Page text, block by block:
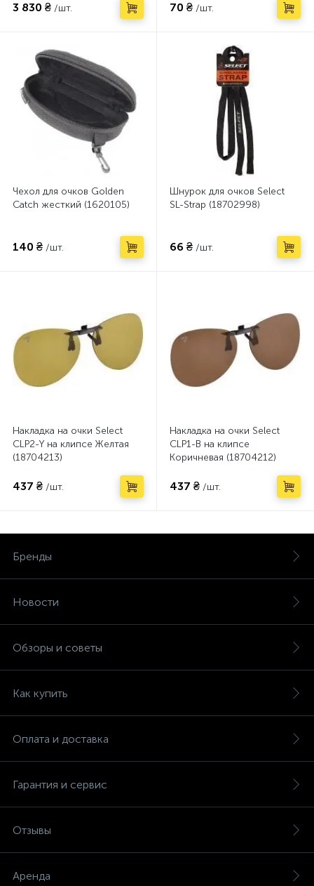
3 830 ₴ /шт. 70 ₴ /шт.
Чехол для очков Golden
Catch жесткий (1620105)
140 ₴ /шт.
Шнурок для очков Select
SL-Strap (18702998)
66 ₴ /шт.
Накладка на очки Select
CLP2-Y на клипсе Желтая
(18704213)
437 ₴ /шт.
Накладка на очки Select
CLP1-B на клипсе
Коричневая (18704212)
437 ₴ /шт.
Бренды
Новости
Обзоры и советы
Как купить
Оплата и доставка
Гарантия и сервис
Отзывы
Аренда